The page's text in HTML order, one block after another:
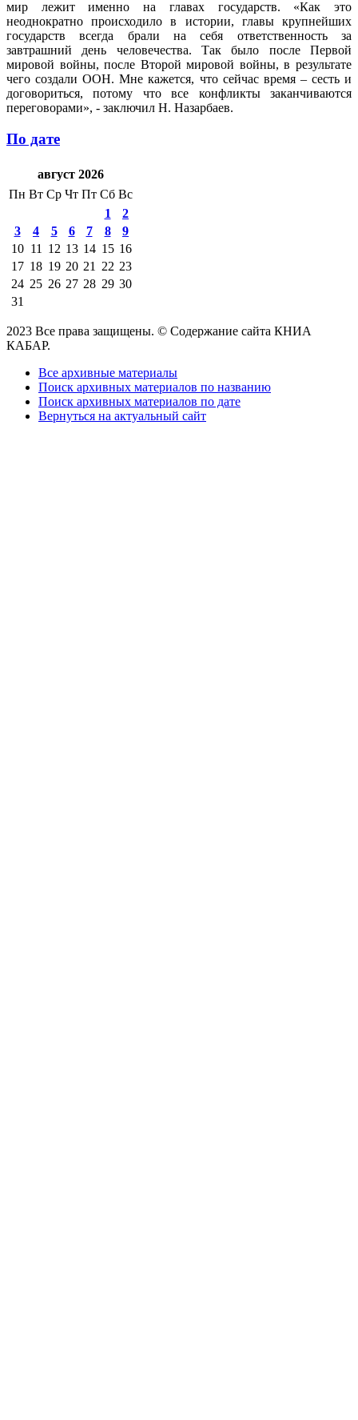
мир лежит именно на главах государств. «Как это
неоднократно происходило в истории, главы крупнейших
государств всегда брали на себя ответственность за
завтрашний день человечества. Так было после Первой
мировой войны, после Второй мировой войны, в результате
чего создали ООН. Мне кажется, что сейчас время – сесть и
договориться, потому что все конфликты заканчиваются
переговорами», - заключил Н. Назарбаев.
По дате
август 2026
Пн Вт Ср Чт Пт Сб Вс
1
2
3
4 5 6 7 8
9
10 11 12 13 14 15 16
17 18 19 20 21 22 23
24 25 26 27 28 29 30
31
2023 Все права защищены. © Содержание сайта КНИА
КАБАР.
Все архивные материалы
Поиск архивных материалов по названию
Поиск архивных материалов по дате
Вернуться на актуальный сайт